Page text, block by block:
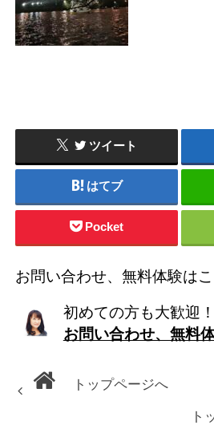
ツイート
はてブ
Pocket
お問い合わせ、無料体験は
初めての方も大歓迎！
お問い合わせ、無料
トップページへ
ト